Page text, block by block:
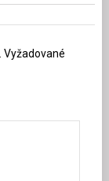
Vyžadované